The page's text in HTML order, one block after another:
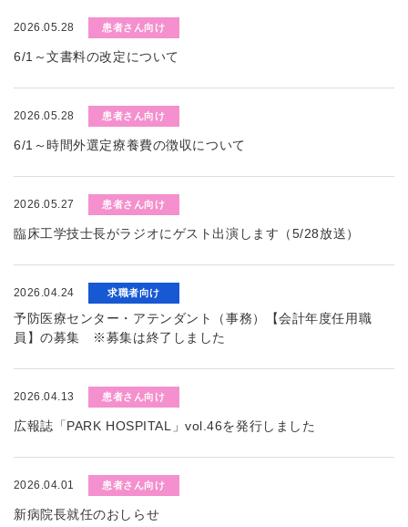
2026.05.28 患者さん向け
6/1～文書料の改定について
2026.05.28 患者さん向け
6/1～時間外選定療養費の徴収について
2026.05.27 患者さん向け
臨床工学技士長がラジオにゲスト出演します（5/28放送）
2026.04.24 求職者向け
予防医療センター・アテンダント（事務）【会計年度任用職
員】の募集 ※募集は終了しました
2026.04.13 患者さん向け
広報誌「PARK HOSPITAL」vol.46を発行しました
2026.04.01 患者さん向け
新病院長就任のおしらせ